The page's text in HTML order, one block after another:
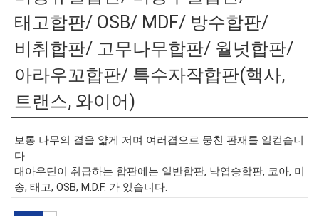
태고합판/ OSB/ MDF/ 방수합판/
비취합판/ 고무나무합판/ 월넛합판/
아라우꼬합판/ 특수자작합판(핵사,
트랜스, 와이어)
보통 나무의 결을 얇게 저며 여러겹으로 뭉친 판재를 일컫습니
다.
대아우딘이 취급하는 합판에는 일반합판, 낙엽송합판, 코아, 미
송, 태고, OSB, M.D.F. 가 있습니다.